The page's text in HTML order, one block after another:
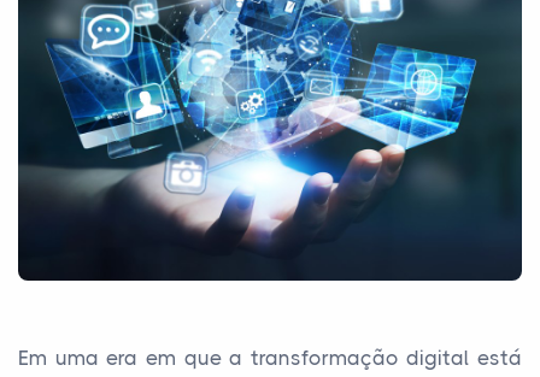
Em uma era em que a transformação digital está